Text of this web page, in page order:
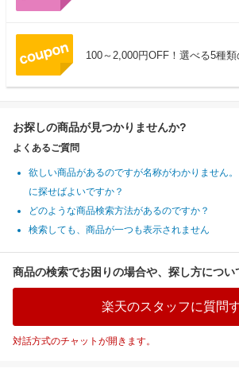
100～2,000円OFF！選べる5種
お探しの商品が見つかりませんか?
よくあるご質問
欲しい商品があるのですが名称がわかりません。
に探せばよいですか？
どのような商品検索方法があるのですか？
検索しても、商品が一つも表示されません
商品の検索でお困りの場合や、探し方につい
楽天のスタッフに質問
対話方式のチャットが開きます。